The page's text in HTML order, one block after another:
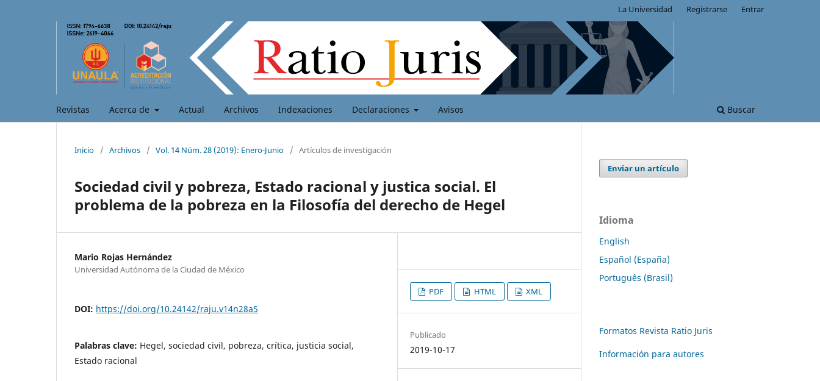
Revistas Acerca de Actual Archivos Indexaciones Declaraciones Avisos Buscar
La Universidad Registrarse Entrar
Inicio / Archivos / Vol. 14 Núm. 28 (2019): Enero-Junio / Artículos de investigación
Sociedad civil y pobreza, Estado racional y justica social. El
problema de la pobreza en la Filosofía del derecho de Hegel
Mario Rojas Hernández
Universidad Autónoma de la Ciudad de México
DOI: https://doi.org/10.24142/raju.v14n28a5
Palabras clave: Hegel, sociedad civil, pobreza, crítica, justicia social,
Estado racional
PDF HTML XML
Publicado
2019-10-17
Enviar un artículo
Idioma
English
Español (España)
Português (Brasil)
Formatos Revista Ratio Juris
Información para autores